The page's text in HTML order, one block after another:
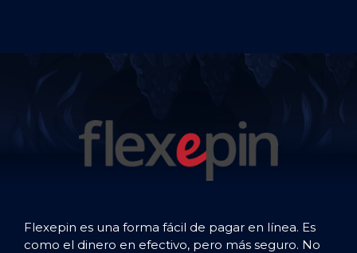
Flexepin es una forma fácil de pagar en línea. Es
como el dinero en efectivo, pero más seguro. No